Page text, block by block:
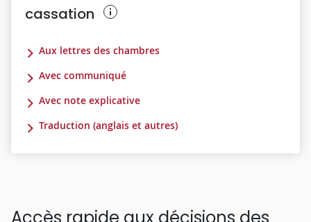
cassation
Aux lettres des chambres
Avec communiqué
Avec note explicative
Traduction (anglais et autres)
Accès rapide aux décisions des